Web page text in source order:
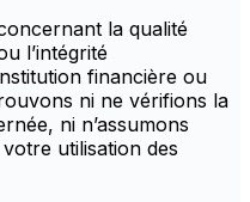
la qualité
l’intégrité
financière ou
ni ne vérifions la
ni n’assumons
utilisation des